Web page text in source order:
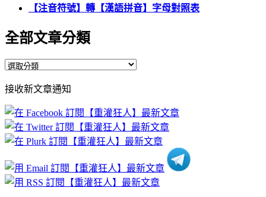
【注音符號】轉【漢語拼音】字母對照表
全部文章分類
全
文
章
分
類
接收新文章通知